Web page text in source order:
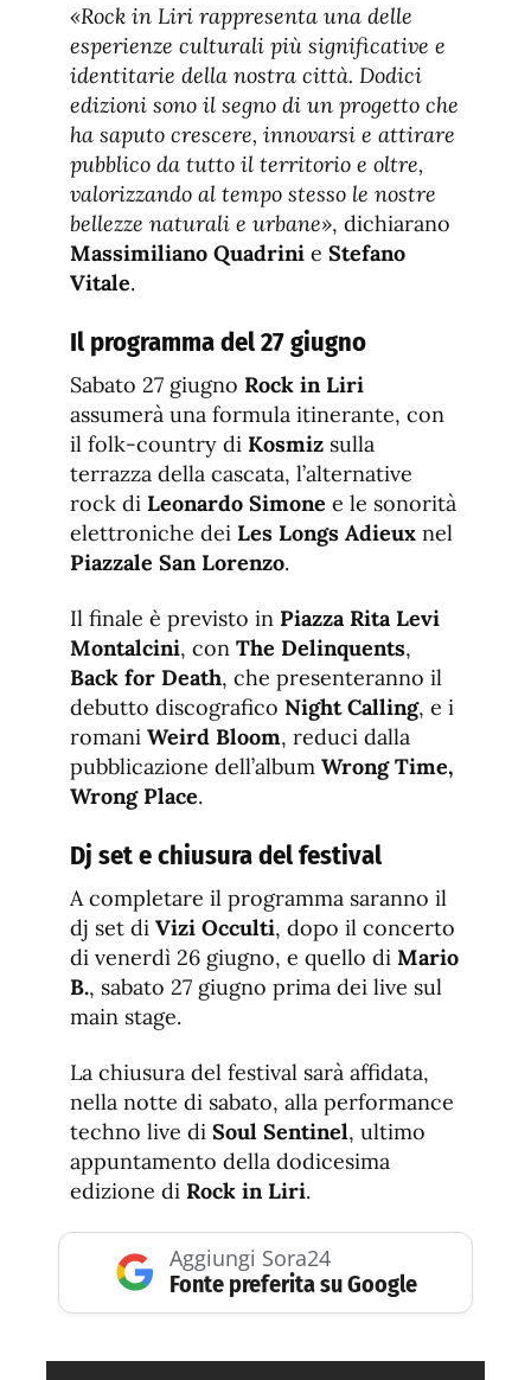
«Rock in Liri rappresenta una delle
esperienze culturali più significative e
identitarie della nostra città. Dodici
edizioni sono il segno di un progetto che
ha saputo crescere, innovarsi e attirare
pubblico da tutto il territorio e oltre,
valorizzando al tempo stesso le nostre
bellezze naturali e urbane», dichiarano
Massimiliano Quadrini e Stefano
Vitale.
Il programma del 27 giugno
Sabato 27 giugno Rock in Liri
assumerà una formula itinerante, con
il folk-country di Kosmiz sulla
terrazza della cascata, l’alternative
rock di Leonardo Simone e le sonorità
elettroniche dei Les Longs Adieux nel
Piazzale San Lorenzo.
Il finale è previsto in Piazza Rita Levi
Montalcini, con The Delinquents,
Back for Death, che presenteranno il
debutto discografico Night Calling, e i
romani Weird Bloom, reduci dalla
pubblicazione dell’album Wrong Time,
Wrong Place.
Dj set e chiusura del festival
A completare il programma saranno il
dj set di Vizi Occulti, dopo il concerto
di venerdì 26 giugno, e quello di Mario
B., sabato 27 giugno prima dei live sul
main stage.
La chiusura del festival sarà affidata,
nella notte di sabato, alla performance
techno live di Soul Sentinel, ultimo
appuntamento della dodicesima
edizione di Rock in Liri.
Aggiungi Sora24
Fonte preferita su Google